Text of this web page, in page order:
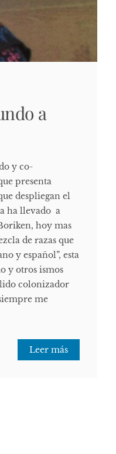
a
y co-
presenta
despliegan el
ha llevado a
hoy mas
de razas que
y español”, esta
y otros ismos
colonizador
me
Leer más